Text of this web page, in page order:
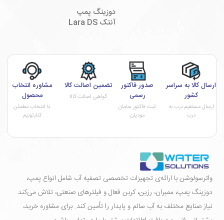
دوزینگ پمپ
آنتک Lara DS
ارسال کالا به سراسر
کشور
ارسال مستقیم درب به
درب
صدور فاکتور
رسمی
ثبت فاکتور سامان
مودیان
تضمین اصالت کالا
گواهی اصالت کالا
مشاوره انتخاب
محصول
تا انتخاب مطمئن
کنارتونیم
واترسولوشن با ارائه‌ی تجهیزات تخصصی تصفیه آب شامل انواع پمپ،
دوزینگ پمپ، ممبران، رزین، کربن فعال و فیلترهای صنعتی، تلاش می‌کند
نیاز صنایع مختلف به آب سالم و پایدار را تأمین کند. برای مشاوره خرید،